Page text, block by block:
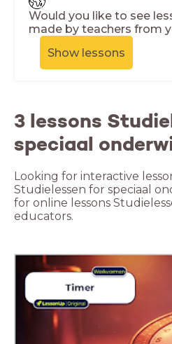
Would you like to see
made by teachers from
Show lessons
3 lessons
speciaal
Looking for interactive
Studielessen for speciaal
for online lessons
educators.